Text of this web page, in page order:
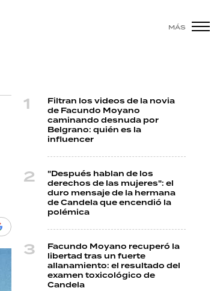
MÁS
Filtran los videos de la novia
de Facundo Moyano
caminando desnuda por
Belgrano: quién es la
influencer
"Después hablan de los
derechos de las mujeres": el
duro mensaje de la hermana
de Candela que encendió la
polémica
Facundo Moyano recuperó la
libertad tras un fuerte
allanamiento: el resultado del
examen toxicológico de
Candela